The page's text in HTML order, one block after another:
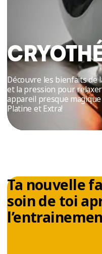
ESSAIS
Découvre les bienfaits de
et la pression pour
appareil presque
Platine et Extra!
Ta nouvelle
soin de toi